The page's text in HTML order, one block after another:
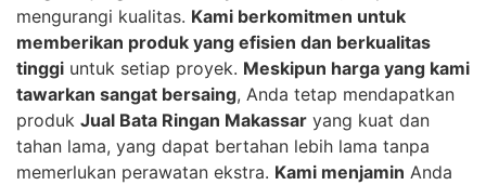
mengurangi kualitas. Kami berkomitmen untuk
memberikan produk yang efisien dan berkualitas
tinggi untuk setiap proyek. Meskipun harga yang kami
tawarkan sangat bersaing, Anda tetap mendapatkan
produk Jual Bata Ringan Makassar yang kuat dan
tahan lama, yang dapat bertahan lebih lama tanpa
memerlukan perawatan ekstra. Kami menjamin Anda